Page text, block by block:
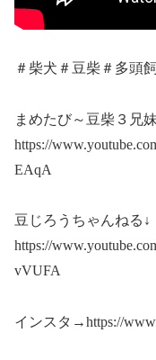
＃柴犬＃豆柴＃多頭
まめたび～豆柴３兄
https://
EAqA
豆じろうちゃんねる↓
https://
vVUFA
インスタ→https://